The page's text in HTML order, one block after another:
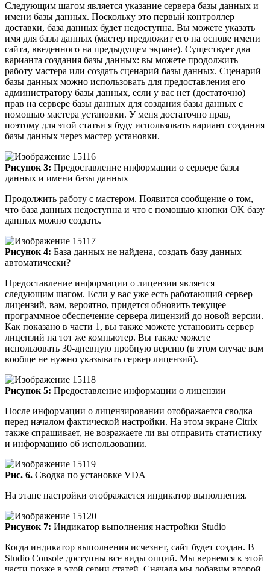
Следующим шагом является указание сервера базы данных и
имени базы данных. Поскольку это первый контроллер
доставки, база данных будет недоступна. Вы можете указать
имя для базы данных (мастер предложит его на основе имени
сайта, введенного на предыдущем экране). Существует два
варианта создания базы данных: вы можете продолжить
работу мастера или создать сценарий базы данных. Сценарий
базы данных можно использовать для предоставления его
администратору базы данных, если у вас нет (достаточно)
прав на сервере базы данных для создания базы данных с
помощью мастера установки. У меня достаточно прав,
поэтому для этой статьи я буду использовать вариант создания
базы данных через мастер установки.
Рисунок 3: Предоставление информации о сервере базы
данных и имени базы данных
Продолжить работу с мастером. Появится сообщение о том,
что база данных недоступна и что с помощью кнопки OK базу
данных можно создать.
Рисунок 4: База данных не найдена, создать базу данных
автоматически?
Предоставление информации о лицензии является
следующим шагом. Если у вас уже есть работающий сервер
лицензий, вам, вероятно, придется обновить текущее
программное обеспечение сервера лицензий до новой версии.
Как показано в части 1, вы также можете установить сервер
лицензий на тот же компьютер. Вы также можете
использовать 30-дневную пробную версию (в этом случае вам
вообще не нужно указывать сервер лицензий).
Рисунок 5: Предоставление информации о лицензии
После информации о лицензировании отображается сводка
перед началом фактической настройки. На этом экране Citrix
также спрашивает, не возражаете ли вы отправить статистику
и информацию об использовании.
Рис. 6. Сводка по установке VDA
На этапе настройки отображается индикатор выполнения.
Рисунок 7: Индикатор выполнения настройки Studio
Когда индикатор выполнения исчезнет, сайт будет создан. В
Studio Console доступны все виды опций. Мы вернемся к этой